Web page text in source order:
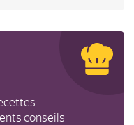
conseils